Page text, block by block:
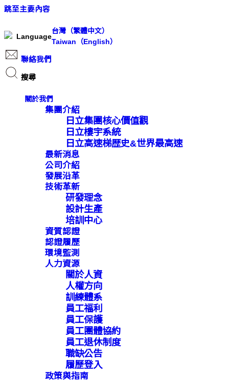
跳至主要內容
Language
台灣（繁體中文）
Taiwan（English）
聯絡我們
搜尋
搜
搜尋內容
查看所有內容
關於我們
集團介紹
日立集團核心價值觀
日立樓宇系統
日立高速梯歴史&世界最高速
最新消息
公司介紹
發展沿革
技術革新
研發理念
設計生產
培訓中心
資質認證
認證履歷
環境監測
人力資源
關於人資
人權方向
訓練體系
員工福利
員工保護
員工團體協約
員工退休制度
職缺公告
履歷登入
政策與指南